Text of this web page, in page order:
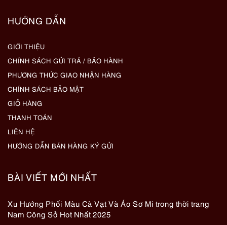
HƯỚNG DẪN
GIỚI THIỆU
CHÍNH SÁCH GỬI TRẢ / BẢO HÀNH
PHƯƠNG THỨC GIAO NHẬN HÀNG
CHÍNH SÁCH BẢO MẬT
GIỎ HÀNG
THANH TOÁN
LIÊN HỆ
HƯỚNG DẪN BÁN HÀNG KÝ GỬI
BÀI VIẾT MỚI NHẤT
Xu Hướng Phối Màu Cà Vạt Và Áo Sơ Mi trong thời trang
Nam Công Sở Hot Nhất 2025